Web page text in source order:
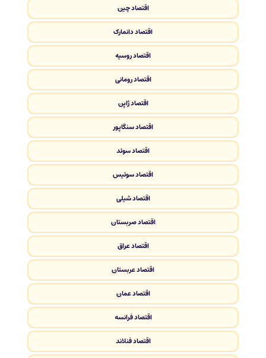
اقتصاد چین
اقتصاد دانمارک
اقتصاد روسیه
اقتصاد رومانی
اقتصاد ژاپن
اقتصاد سنگاپور
اقتصاد سوئد
اقتصاد سوئیس
اقتصاد شیلی
اقتصاد صربستان
اقتصاد عراق
اقتصاد عربستان
اقتصاد عمان
اقتصاد فرانسه
اقتصاد فنلاند